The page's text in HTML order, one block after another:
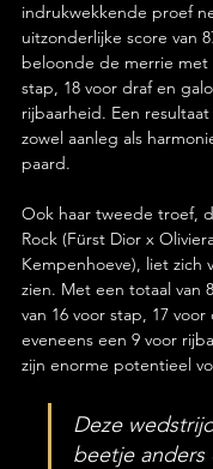
indrukwekkende proef
uitzonderlijke score van
beloonde de merrie met
stap, 18 voor draf en
rijbaarheid. Een
zowel aanleg als
paard.
Ook haar tweede troef,
Rock (Fürst Dior x
Kempenhoeve), liet zich
zien. Met een totaal van
van 16 voor stap, 17
eveneens een 9 voor
zijn enorme potentieel
Deze
beetje anders